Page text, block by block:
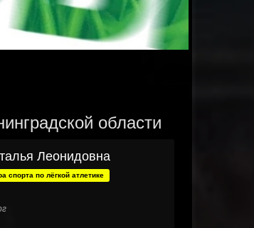
области
Леонидовна
спорта по лёгкой атлетике